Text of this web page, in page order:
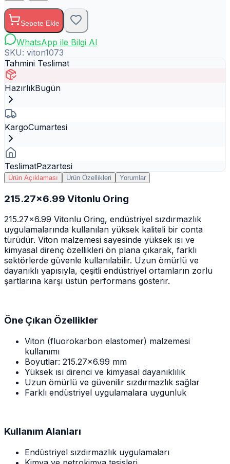
Sepete Ekle
WhatsApp ile Bilgi Al
SKU: viton1073
Tahmini Teslimat
HazırlıkBugün
KargoCumartesi
TeslimatPazartesi
Ürün Açıklaması Ürün Özellikleri Yorumlar
215.27x6.99 Vitonlu Oring
215.27x6.99 Vitonlu Oring, endüstriyel sızdırmazlık
uygulamalarında kullanılan yüksek kaliteli bir conta
türüdür. Viton malzemesi sayesinde yüksek ısı ve
kimyasal direnç özellikleri ön plana çıkarak, farklı
sektörlerde güvenle kullanılabilir. Uzun ömürlü ve
dayanıklı yapısıyla, çeşitli endüstriyel ortamların zorlu
şartlarına karşı üstün performans gösterir.
Öne Çıkan Özellikler
Viton (fluorokarbon elastomer) malzemesi
kullanımı
Boyutlar: 215.27x6.99 mm
Yüksek ısı direnci ve kimyasal dayanıklılık
Uzun ömürlü ve güvenilir sızdırmazlık sağlar
Farklı endüstriyel uygulamalara uygunluk
Kullanım Alanları
Endüstriyel sızdırmazlık uygulamaları